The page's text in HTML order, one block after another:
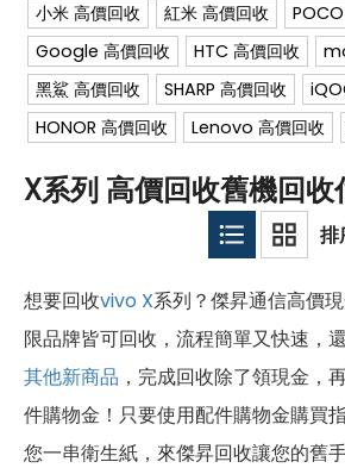
小米 高價回收
紅米 高價回收
Google 高價回收
HTC 高價回收
黑鯊 高價回收
SHARP 高價回收
HONOR 高價回收
Lenovo 高價回收
X系列 高價回收舊機回收
想要回收vivo X系列？傑昇通信高價
限品牌皆可回收，流程簡單又快速，
其他新商品 ，完成回收除了領現金，
件購物金！只要使用配件購物金購買
您一串衛生紙，來傑昇回收讓您的舊